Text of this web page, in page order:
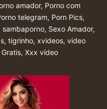
amador, Porno com
telegram, Porn Pics,
sambaporno, Sexo Amador,
, tigrinho, xvideos, video
, Xxx vídeo